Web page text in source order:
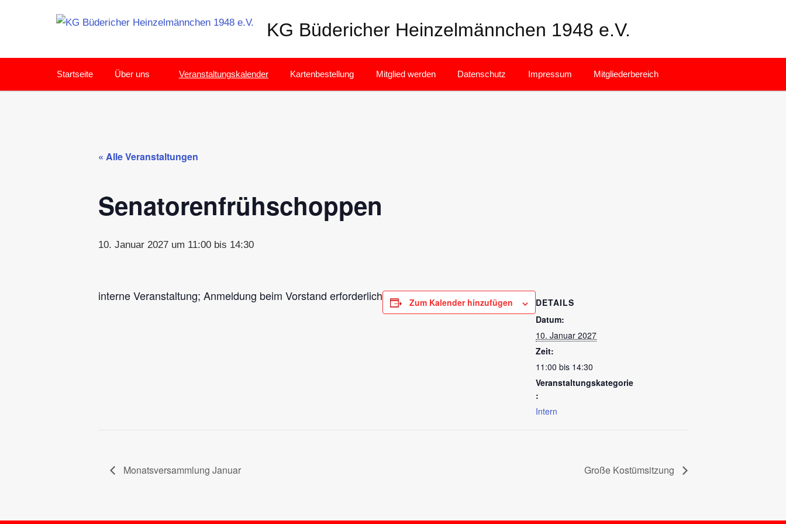
KG Büdericher Heinzelmännchen 1948 e.V.
in
Meerbusch
Startseite Über uns Veranstaltungskalender Kartenbestellung Mitglied werden Datenschutz Impressum Mitgliederbereich
« Alle Veranstaltungen
Senatorenfrühschoppen
10. Januar 2027 um 11:00 bis 14:30
interne Veranstaltung; Anmeldung beim Vorstand erforderlich Zum Kalender hinzufügen
DETAILS
Datum:
10. Januar 2027
Zeit:
11:00 bis 14:30
Veranstaltungskategorie
:
Intern
Monatsversammlung Januar Große Kostümsitzung